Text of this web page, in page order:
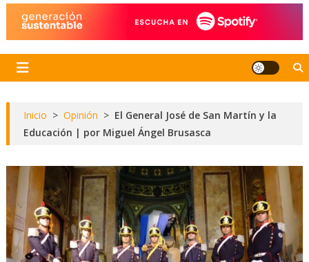
Inicio > Opinión > El General José de San Martín y la
Educación | por Miguel Ángel Brusasca